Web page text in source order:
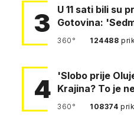
3
U 11 sati bili su pred Kninom.
Gotovina:
4. gardijska
360° 124488
4
'Slobo prije
Krajina? To je
Tuđmana zvao
360° 108374